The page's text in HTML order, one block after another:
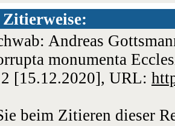
Andreas
monumenta
[15.12.2020], URL:
beim Zitieren dieser